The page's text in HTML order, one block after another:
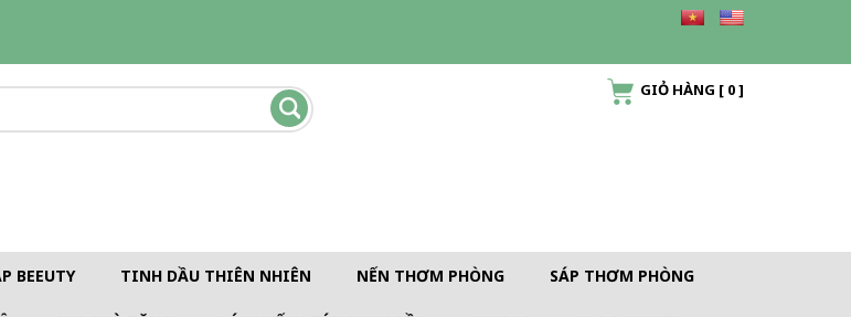
GIỎ HÀNG [ 0]
BEEUTY TINH DẦU THIÊN NHIÊN NẾN THƠM PHÒNG SÁP THƠM PHÒNG